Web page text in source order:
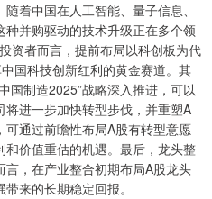
中国在人工智能、量子信息、
并购驱动的技术升级正在多个领
资者而言，提前布局以科创板为代
国科技创新红利的黄金赛道。其
国制造2025”战略深入推进，可以
进一步加快转型步伐，并重塑A
通过前瞻性布局A股有转型意愿
价值重估的机遇。最后，龙头整
，在产业整合初期布局A股龙头
来的长期稳定回报。